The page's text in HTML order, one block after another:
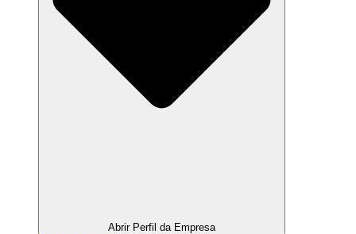
Abrir Perfil da Empresa